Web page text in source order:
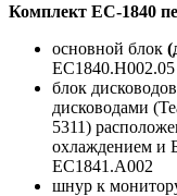
Комплект ЕС-1840
основной блок
ЕС1840.Н002.05
блок дисководов
дисководами
5311)
охлаждением и
ЕС1841.А002
шнур к